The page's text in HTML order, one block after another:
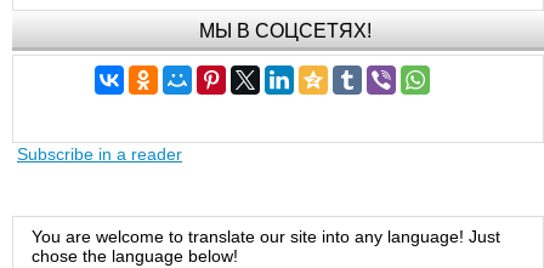
МЫ В СОЦСЕТЯХ!
Subscribe in a reader
You are welcome to translate our site into any language! Just
chose the language below!